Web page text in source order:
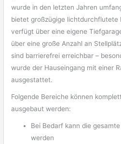
wurde in den letzten Jahren
bietet großzügige lichtdurchflutete
verfügt über eine eigene
über eine große Anzahl an
sind barrierefrei erreichbar –
wurde der Hauseingang mit einer
ausgestattet.
Folgende Bereiche können
ausgebaut werden:
Bei Bedarf kann die
werden